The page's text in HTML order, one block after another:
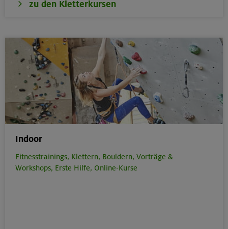
zu den Kletterkursen
Indoor
Fitnesstrainings, Klettern, Bouldern, Vorträge &
Workshops, Erste Hilfe, Online-Kurse